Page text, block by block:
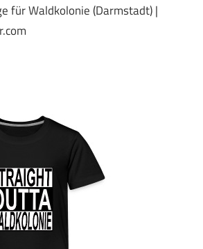
für Waldkolonie (Darmstadt) |